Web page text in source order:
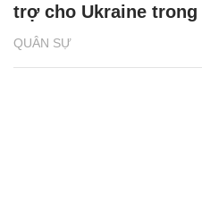
QUÂN SỰ
trợ cho Ukraine trong